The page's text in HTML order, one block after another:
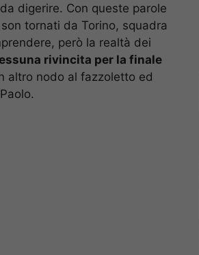
digerire. Con queste parole
tornati da Torino, squadra
però la realtà dei
rivincita per la finale
altro nodo al fazzoletto ed